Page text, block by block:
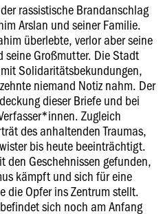
rassistische Brandanschlag
Arslan und seiner Familie.
überlebte, verlor aber seine
seine Großmutter. Die Stadt
Solidaritätsbekundungen,
niemand Notiz nahm. Der
dieser Briefe und bei
Zugleich
des anhaltenden Traumas,
bis heute beeinträchtigt.
den Geschehnissen gefunden,
kämpft und sich für eine
die Opfer ins Zentrum stellt.
sich noch am Anfang